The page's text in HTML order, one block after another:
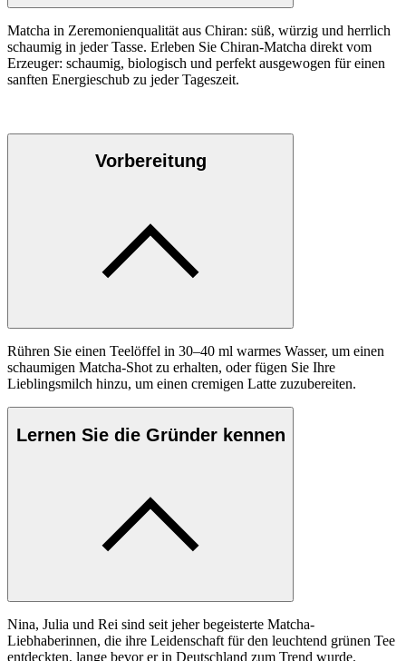
Matcha in Zeremonienqualität aus Chiran: süß, würzig und herrlich
schaumig in jeder Tasse. Erleben Sie Chiran-Matcha direkt vom
Erzeuger: schaumig, biologisch und perfekt ausgewogen für einen
sanften Energieschub zu jeder Tageszeit.
Vorbereitung
Rühren Sie einen Teelöffel in 30–40 ml warmes Wasser, um einen
schaumigen Matcha-Shot zu erhalten, oder fügen Sie Ihre
Lieblingsmilch hinzu, um einen cremigen Latte zuzubereiten.
Lernen Sie die Gründer kennen
Nina, Julia und Rei sind seit jeher begeisterte Matcha-
Liebhaberinnen, die ihre Leidenschaft für den leuchtend grünen Tee
entdeckten, lange bevor er in Deutschland zum Trend wurde.